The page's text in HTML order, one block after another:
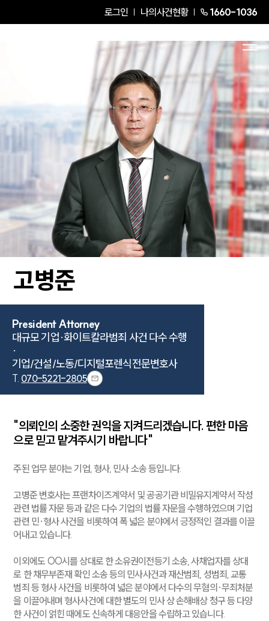
로그인 나의사건현황 1660-1036
President Attorney
고병준
President Attorney
대규모 기업·화이트칼라범죄 사건 다수 수행
·
기업/건설/노동/디지털포렌식전문변호사
T. 070-5221-2805
"의뢰인의 소중한 권익을 지켜드리겠습니다. 편한 마음
으로 믿고 맡겨주시기 바랍니다"
주된 업무 분야는 기업, 형사, 민사 소송 등입니다.
고병준 변호사는 프랜차이즈계약서 및 공공기관 비밀유지계약서 작성
관련 법률 자문 등과 같은 다수 기업의 법률 자문을 수행하였으며 기업
관련 민·형사 사건을 비롯하여 폭 넓은 분야에서 긍정적인 결과를 이끌
어내고 있습니다.
이외에도 OO시를 상대로 한 소유권이전등기 소송, 사채업자를 상대
로 한 채무부존재 확인 소송 등의 민사사건과 재산범죄, 성범죄, 교통
범죄 등 형사 사건을 비롯하여 넓은 분야에서 다수의 무혐의·무죄처분
을 이끌어내며 형사사건에 대한 별도의 민사 상 손해배상 청구 등 다양
한 사건이 얽힌 때에도 신속하게 대응안을 수립하고 있습니다.